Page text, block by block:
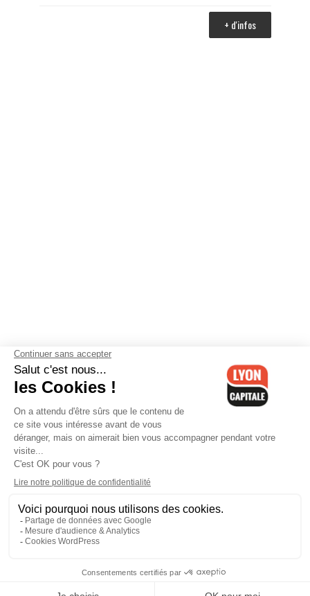
+ d'infos
Contactez-nous-Mentions légales-CGV-Politique de
confidentialité-Gestion des cookies
Cedex 06